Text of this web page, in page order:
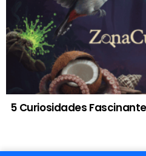
5 Curiosidades